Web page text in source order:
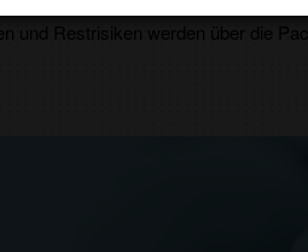
und Restrisiken werden über die